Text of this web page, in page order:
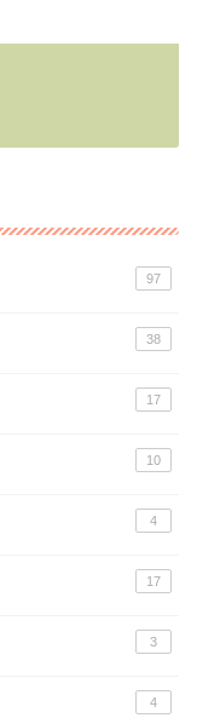
97
38
17
10
4
17
3
4